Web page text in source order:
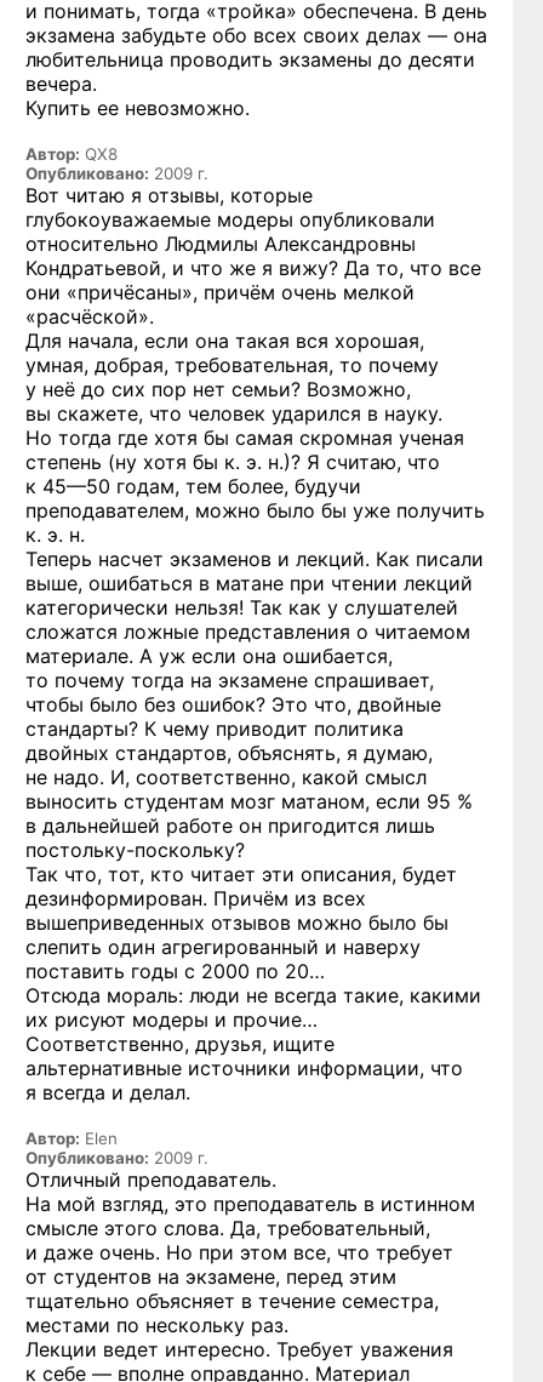
и понимать, тогда «тройка» обеспечена. В день
экзамена забудьте обо всех своих делах — она
любительница проводить экзамены до десяти
вечера.
Купить ее невозможно.
Автор: QX8
Опубликовано: 2009 г.
Вот читаю я отзывы, которые
глубокоуважаемые модеры опубликовали
относительно Людмилы Александровны
Кондратьевой, и что же я вижу? Да то, что все
они «причёсаны», причём очень мелкой
«расчёской».
Для начала, если она такая вся хорошая,
умная, добрая, требовательная, то почему
у неё до сих пор нет семьи? Возможно,
вы скажете, что человек ударился в науку.
Но тогда где хотя бы самая скромная ученая
степень (ну хотя бы к. э. н.)? Я считаю, что
к 45—50 годам, тем более, будучи
преподавателем, можно было бы уже получить
к. э. н.
Теперь насчет экзаменов и лекций. Как писали
выше, ошибаться в матане при чтении лекций
категорически нельзя! Так как у слушателей
сложатся ложные представления о читаемом
материале. А уж если она ошибается,
то почему тогда на экзамене спрашивает,
чтобы было без ошибок? Это что, двойные
стандарты? К чему приводит политика
двойных стандартов, объяснять, я думаю,
не надо. И, соответственно, какой смысл
выносить студентам мозг матаном, если 95 %
в дальнейшей работе он пригодится лишь
постольку-поскольку?
Так что, тот, кто читает эти описания, будет
дезинформирован. Причём из всех
вышеприведенных отзывов можно было бы
слепить один агрегированный и наверху
поставить годы с 2000 по 20…
Отсюда мораль: люди не всегда такие, какими
их рисуют модеры и прочие…
Соответственно, друзья, ищите
альтернативные источники информации, что
я всегда и делал.
Автор: Elen
Опубликовано: 2009 г.
Отличный преподаватель.
На мой взгляд, это преподаватель в истинном
смысле этого слова. Да, требовательный,
и даже очень. Но при этом все, что требует
от студентов на экзамене, перед этим
тщательно объясняет в течение семестра,
местами по нескольку раз.
Лекции ведет интересно. Требует уважения
к себе — вполне оправданно. Материал